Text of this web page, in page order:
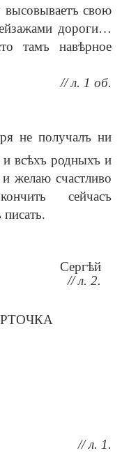
свою
дороги…
тамъ навѣрное
// л. 1 об.
не получалъ ни
и всѣхъ родныхъ и
желаю счастливо
сейчасъ
Сергѣй
// л. 2.
// л. 1.